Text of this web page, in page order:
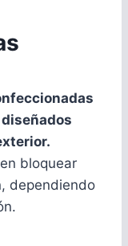
bloquear
dependiendo